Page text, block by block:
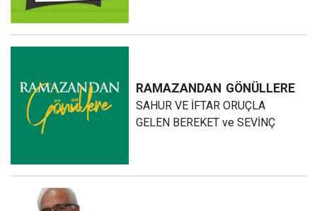
RAMAZANDAN GÖNÜLLERE
SAHUR VE İFTAR ORUÇLA
GELEN BEREKET ve SEVİNÇ